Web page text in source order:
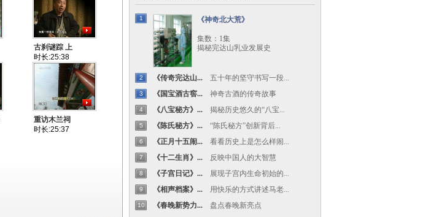
古刹谜踪 上
时长:25:38
重访木兰祠
时长:25:37
1 《神奇北大荒》
集数：1集
揭秘完达山乳业发展史
2 《传奇完达山... 五十年的坚守书写一段...
3 《国宝酒古窖... 神奇古酒的传奇故事
4 《八宝秘方》... 揭秘历史悠久的“八宝...
5 《陈氏秘方》... “陈氏秘方”创新背后...
6 《正月十五闹... 看看历史上是怎么样闹...
7 《十二生肖》... 反映中国人的大智慧
8 《子宫日记》... 展现子宫内生命初始的...
9 《相声档案》... 用快乐的方式讲述马老...
10 《春晚新势力... 盘点春晚新亮点